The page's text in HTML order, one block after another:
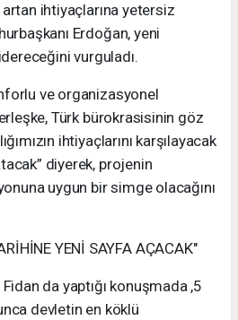
ihtiyaçlarına yetersiz
Erdoğan, yeni
vurguladı.
ve organizasyonel
Türk bürokrasisinin göz
ihtiyaçlarını karşılayacak
diyerek, projenin
uygun bir simge olacağını
YENİ SAYFA AÇACAK"
Fidan da yaptığı konuşmada ,5
devletin en köklü